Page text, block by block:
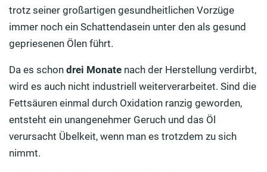
trotz seiner großartigen gesundheitlichen Vorzüge
immer noch ein Schattendasein unter den als gesund
gepriesenen Ölen führt.
Da es schon drei Monate nach der Herstellung verdirbt,
wird es auch nicht industriell weiterverarbeitet. Sind die
Fettsäuren einmal durch Oxidation ranzig geworden,
entsteht ein unangenehmer Geruch und das Öl
verursacht Übelkeit, wenn man es trotzdem zu sich
nimmt.